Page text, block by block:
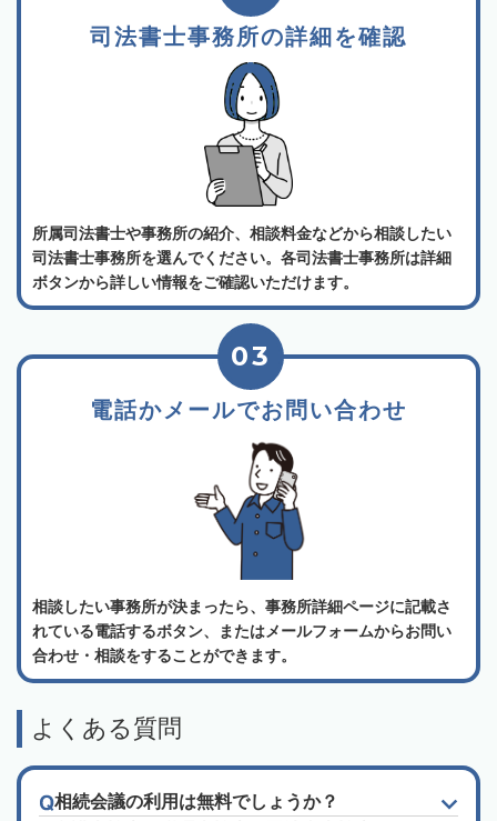
司法書士事務所の詳細を確認
所属司法書士や事務所の紹介、相談料金などから相談したい
司法書士事務所を選んでください。各司法書士事務所は詳細
ボタンから詳しい情報をご確認いただけます。
電話かメールでお問い合わせ
03
相談したい事務所が決まったら、事務所詳細ページに記載さ
れている電話するボタン、またはメールフォームからお問い
合わせ・相談をすることができます。
よくある質問
相続会議の利用は無料でしょうか？